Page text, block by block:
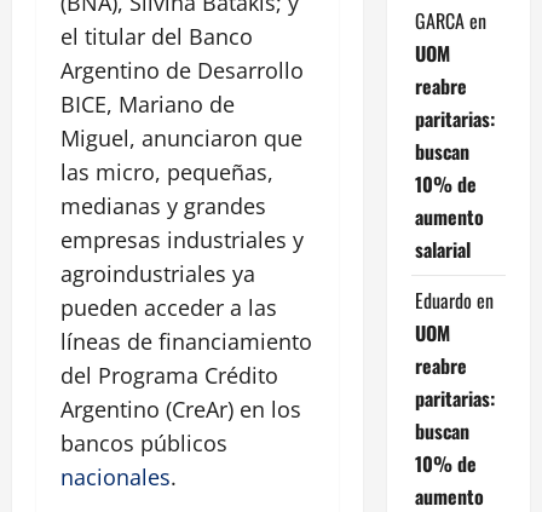
el titular del Banco
Argentino de Desarrollo
BICE, Mariano de
Miguel, anunciaron que
las micro, pequeñas,
medianas y grandes
empresas industriales y
agroindustriales ya
pueden acceder a las
líneas de financiamiento
del Programa Crédito
Argentino (CreAr) en los
bancos públicos
nacionales.
GARCAen
UOM
reabre
paritarias:
buscan
10% de
aumento
salarial
Eduardo en
UOM
reabre
paritarias:
buscan
10% de
aumento